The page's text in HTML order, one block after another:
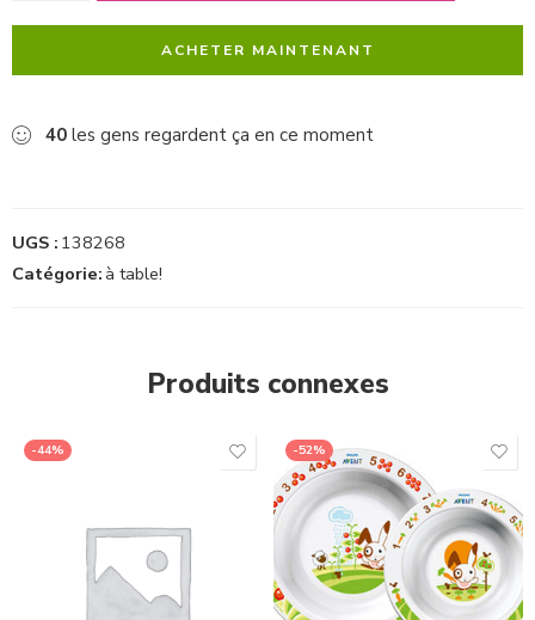
ACHETER MAINTENANT
40 les gens regardent ça en ce moment
UGS : 138268
Catégorie: à table!
Produits connexes
-44% -52%